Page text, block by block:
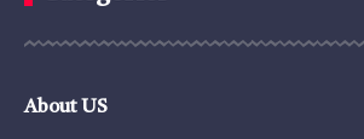
About US